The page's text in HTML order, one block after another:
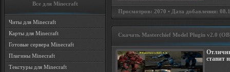
Все для Minecraft
Читы для Minecraft
Карты для Minecraft
Готовые сервера Minecraft
Плагины Minecraft
Текстуры для Minecraft
Просмотров: 2070 • Дата добавления:
Скачать Masterchief Model Plugin v2.0
ставит